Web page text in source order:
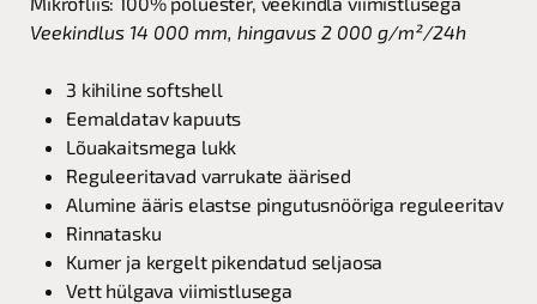
Veekindlus 14 000 mm, hingavus 2 000 g/m²/24h
3 kihiline softshell
Eemaldatav kapuuts
Lõuakaitsmega lukk
Reguleeritavad varrukate äärised
Alumine ääris elastse pingutusnööriga reguleeritav
Rinnatasku
Kumer ja kergelt pikendatud seljaosa
Vett hülgava viimistlusega